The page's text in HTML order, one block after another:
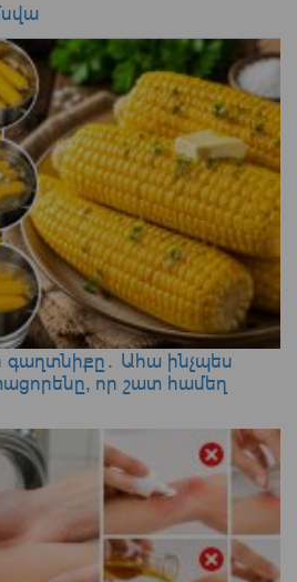
Ահա ինչպես
որ շատ համեղ